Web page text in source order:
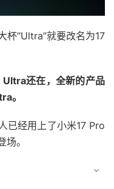
杯“Ultra”就要改名为17
Ultra还在，全新的产品
。
已经用上了小米17 Pro
。